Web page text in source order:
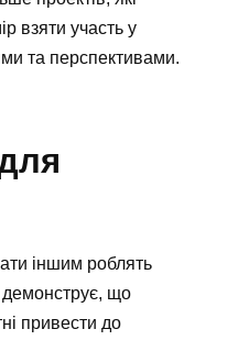
взяти участь у
та перспективами.
іншим роблять
демонструє, що
привести до